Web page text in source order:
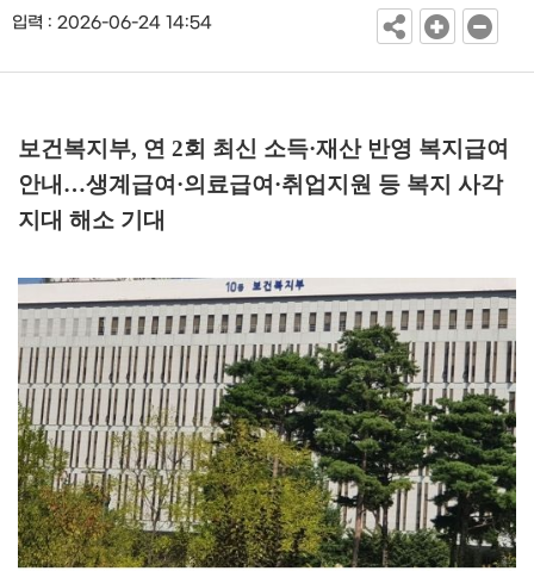
입력 : 2026-06-24 14:54
보건복지부, 연 2회 최신 소득·재산 반영 복지급여
안내 …생계급여 ·의료급여 ·취업지원 등 복지 사각
지대 해소 기대